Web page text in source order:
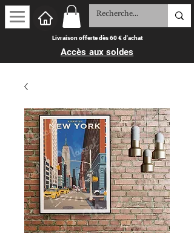
Livraison offerte dès 60 € d'achat
Accès aux soldes